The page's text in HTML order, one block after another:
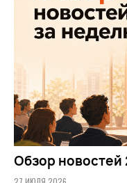
Обзор новостей